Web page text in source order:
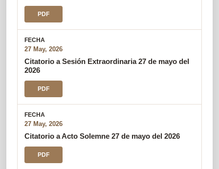
PDF
27 May, 2026
Citatorio a Sesión Extraordinaria 27 de mayo del
2026
PDF
27 May, 2026
Citatorio a Acto Solemne 27 de mayo del 2026
PDF